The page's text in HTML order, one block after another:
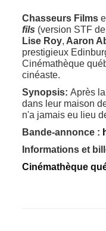
Chasseurs Films
fils (version STF de
Lise Roy, Aaron
prestigieux
Cinémathèque
cinéaste.
Synopsis: Après
dans leur maison
n'a jamais eu lieu
Bande-annonce :
Informations et
Cinémathèque